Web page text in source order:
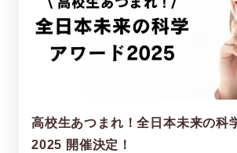
高校生あつまれ！全日本未来の科
2025 開催決定！